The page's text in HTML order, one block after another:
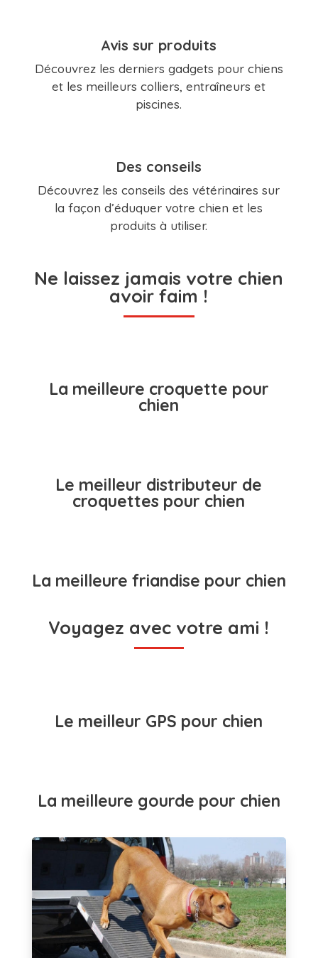
Avis sur produits
Découvrez les derniers gadgets pour chiens
et les meilleurs colliers, entraîneurs et
piscines.
Des conseils
Découvrez les conseils des vétérinaires sur
la façon d’éduquer votre chien et les
produits à utiliser.
Ne laissez jamais votre chien
avoir faim !
La meilleure croquette pour
chien
Le meilleur distributeur de
croquettes pour chien
La meilleure friandise pour chien
Voyagez avec votre ami !
Le meilleur GPS pour chien
La meilleure gourde pour chien